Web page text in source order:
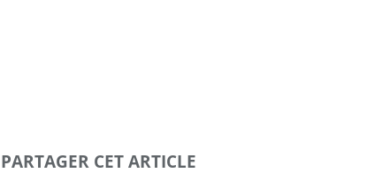
PARTAGER CET ARTICLE